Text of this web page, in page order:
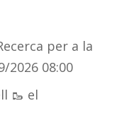
per a la
2026 08:00
🥾 el